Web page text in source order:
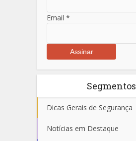
Email *
Segmentos
Dicas Gerais de Segurança
Notícias em Destaque